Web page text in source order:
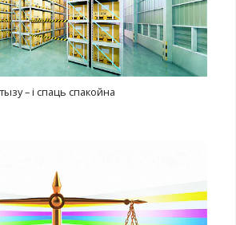
тавараў: паняцце, новы пералік,
для бізнесу